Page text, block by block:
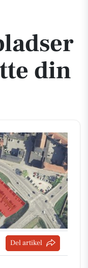
din
Del artikel